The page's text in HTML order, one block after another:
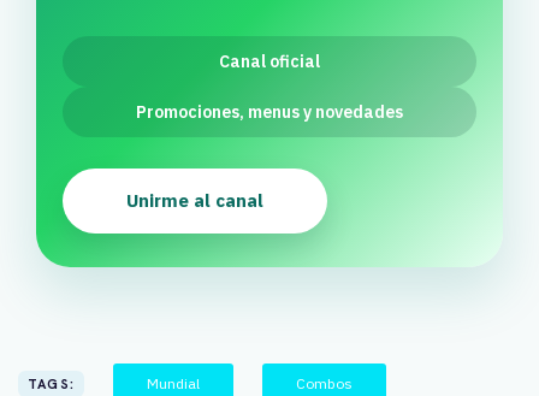
Canal oficial
Promociones, menus y novedades
Unirme al canal
TAGS: Mundial Combos